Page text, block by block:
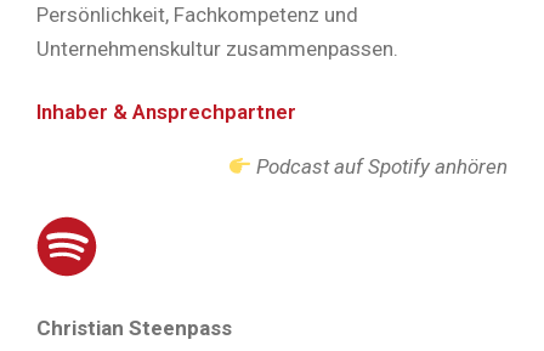
Persönlichkeit, Fachkompetenz und
Unternehmenskultur zusammenpassen.
Inhaber & Ansprechpartner
Podcast auf Spotify anhören
Christian Steenpass